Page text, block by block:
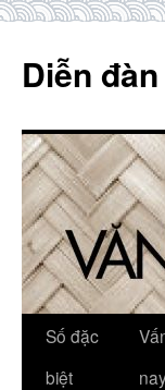
content
Diễn
Số đặc
biệt